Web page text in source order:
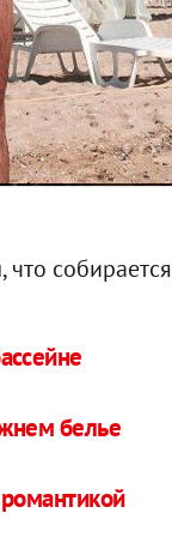
собирается
белье